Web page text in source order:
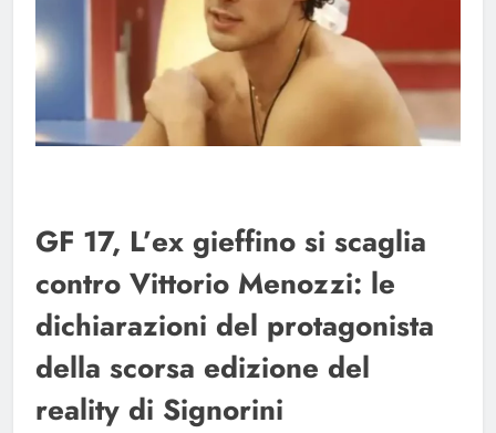
GF 17, L’ex gieffino si scaglia
contro Vittorio Menozzi: le
dichiarazioni del protagonista
della scorsa edizione del
reality di Signorini